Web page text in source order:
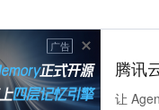
广告
腾讯
让